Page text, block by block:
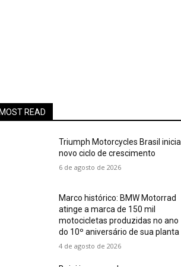
MOST READ
Triumph Motorcycles Brasil inicia
novo ciclo de crescimento
6 de agosto de 2026
Marco histórico: BMW Motorrad
atinge a marca de 150 mil
motocicletas produzidas no ano
do 10º aniversário de sua planta
4 de agosto de 2026